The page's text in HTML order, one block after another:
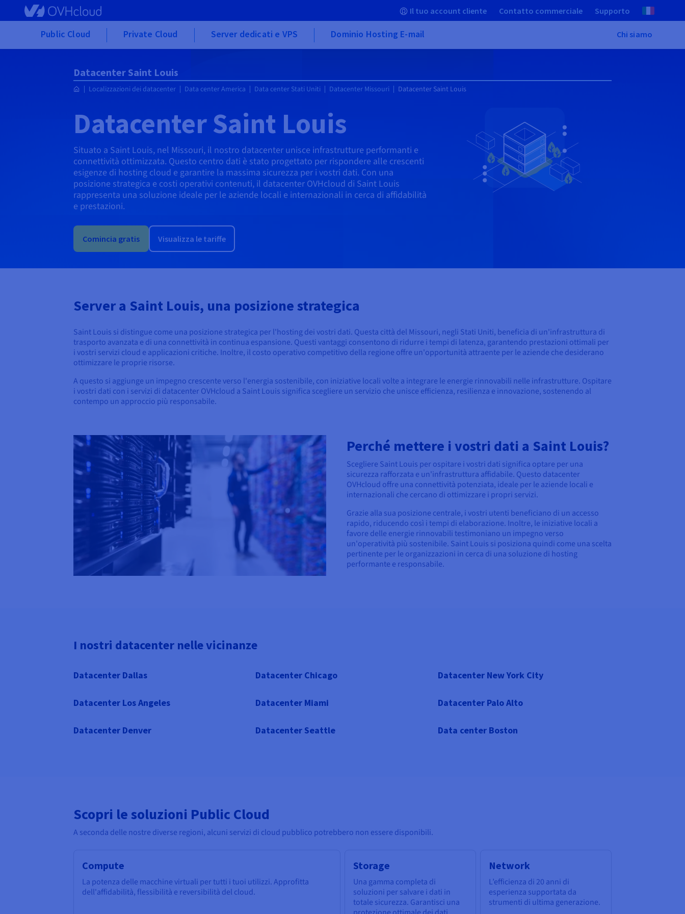
Skip to main content Il tuo account cliente Contatto commerciale Supporto
Public Cloud Private Cloud Server dedicati e VPS Dominio Hosting E-mail Chi siamo
Datacenter Saint Louis
Localizzazioni dei datacenter Data center America Data center Stati Uniti Datacenter Missouri Datacenter Saint Louis
Datacenter Saint Louis
Situato a Saint Louis, nel Missouri, il nostro datacenter unisce infrastrutture performanti e
connettività ottimizzata. Questo centro dati è stato progettato per rispondere alle crescenti
esigenze di hosting cloud e garantire la massima sicurezza per i vostri dati. Con una
posizione strategica e costi operativi contenuti, il datacenter OVHcloud di Saint Louis
rappresenta una soluzione ideale per le aziende locali e internazionali in cerca di affidabilità
e prestazioni.
Comincia gratis Visualizza le tariffe
Server a Saint Louis, una posizione strategica
Saint Louis si distingue come una posizione strategica per l'hosting dei vostri dati. Questa città del Missouri, negli Stati Uniti, beneficia di un'infrastruttura di
trasporto avanzata e di una connettività in continua espansione. Questi vantaggi consentono di ridurre i tempi di latenza, garantendo prestazioni ottimali per
i vostri servizi cloud e applicazioni critiche. Inoltre, il costo operativo competitivo della regione offre un'opportunità attraente per le aziende che desiderano
ottimizzare le proprie risorse.
A questo si aggiunge un impegno crescente verso l'energia sostenibile, con iniziative locali volte a integrare le energie rinnovabili nelle infrastrutture. Ospitare
i vostri dati con i servizi di datacenter OVHcloud a Saint Louis significa scegliere un servizio che unisce efficienza, resilienza e innovazione, sostenendo al
contempo un approccio più responsabile.
Perché mettere i vostri dati a Saint Louis?
Scegliere Saint Louis per ospitare i vostri dati significa optare per una
sicurezza rafforzata e un'infrastruttura affidabile. Questo datacenter
OVHcloud offre una connettività potenziata, ideale per le aziende locali e
internazionali che cercano di ottimizzare i propri servizi.
Grazie alla sua posizione centrale, i vostri utenti beneficiano di un accesso
rapido, riducendo così i tempi di elaborazione. Inoltre, le iniziative locali a
favore delle energie rinnovabili testimoniano un impegno verso
un'operatività più sostenibile. Saint Louis si posiziona quindi come una scelta
pertinente per le organizzazioni in cerca di una soluzione di hosting
performante e responsabile.
I nostri datacenter nelle vicinanze
Datacenter Dallas Datacenter Chicago Datacenter New York City
Datacenter Los Angeles Datacenter Miami Datacenter Palo Alto
Datacenter Denver Datacenter Seattle Data center Boston
Scopri le soluzioni Public Cloud
A seconda delle nostre diverse regioni, alcuni servizi di cloud pubblico potrebbero non essere disponibili.
Compute
La potenza delle macchine virtuali per tutti i tuoi utilizzi. Approfitta
dell'affidabilità, flessibilità e reversibilità del cloud.
Storage
Una gamma completa di
soluzioni per salvare i dati in
totale sicurezza. Garantisci una
Network
L’efficienza di 20 anni di
esperienza supportata da
strumenti di ultima generazione.